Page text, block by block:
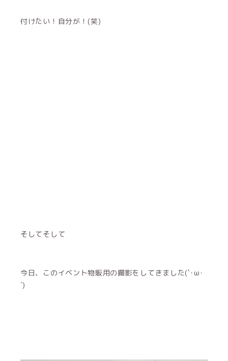
付けたい！自分が！(笑)
そしてそして
今日、このイベント物販用の撮影をしてきました(`･ω･
´)